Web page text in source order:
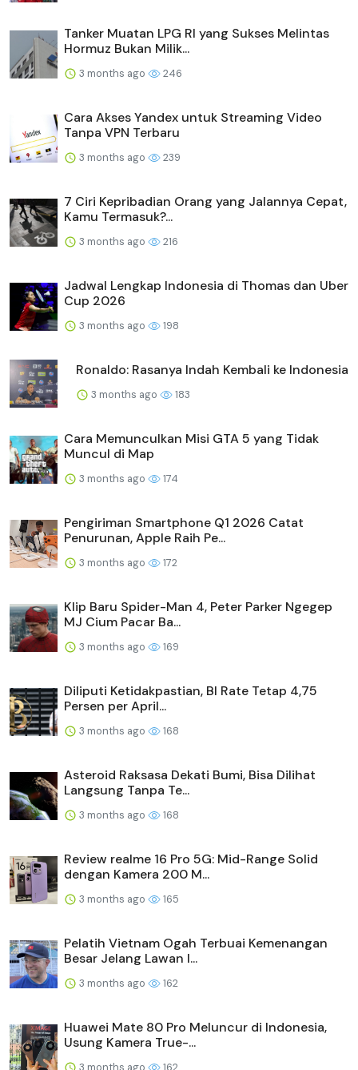
Tanker Muatan LPG RI yang Sukses Melintas
Hormuz Bukan Milik...
3 months ago 246
Cara Akses Yandex untuk Streaming Video
Tanpa VPN Terbaru
3 months ago 239
7 Ciri Kepribadian Orang yang Jalannya Cepat,
Kamu Termasuk?...
3 months ago 216
Jadwal Lengkap Indonesia di Thomas dan Uber
Cup 2026
3 months ago 198
Ronaldo: Rasanya Indah Kembali ke Indonesia
3 months ago 183
Cara Memunculkan Misi GTA 5 yang Tidak
Muncul di Map
3 months ago 174
Pengiriman Smartphone Q1 2026 Catat
Penurunan, Apple Raih Pe...
3 months ago 172
Klip Baru Spider-Man 4, Peter Parker Ngegep
MJ Cium Pacar Ba...
3 months ago 169
Diliputi Ketidakpastian, BI Rate Tetap 4,75
Persen per April...
3 months ago 168
Asteroid Raksasa Dekati Bumi, Bisa Dilihat
Langsung Tanpa Te...
3 months ago 168
Review realme 16 Pro 5G: Mid-Range Solid
dengan Kamera 200 M...
3 months ago 165
Pelatih Vietnam Ogah Terbuai Kemenangan
Besar Jelang Lawan I...
3 months ago 162
Huawei Mate 80 Pro Meluncur di Indonesia,
Usung Kamera True-...
3 months ago 162